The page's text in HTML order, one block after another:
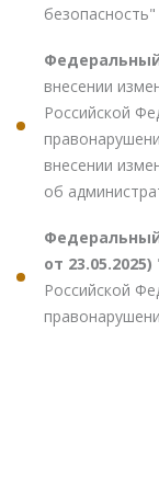
безопасность"
Федеральный
внесении
Российской
внесении
об
Федеральный
от 23.05.2025)
Российской